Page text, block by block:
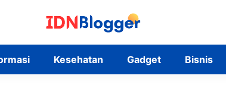
Kesehatan Gadget Bisnis